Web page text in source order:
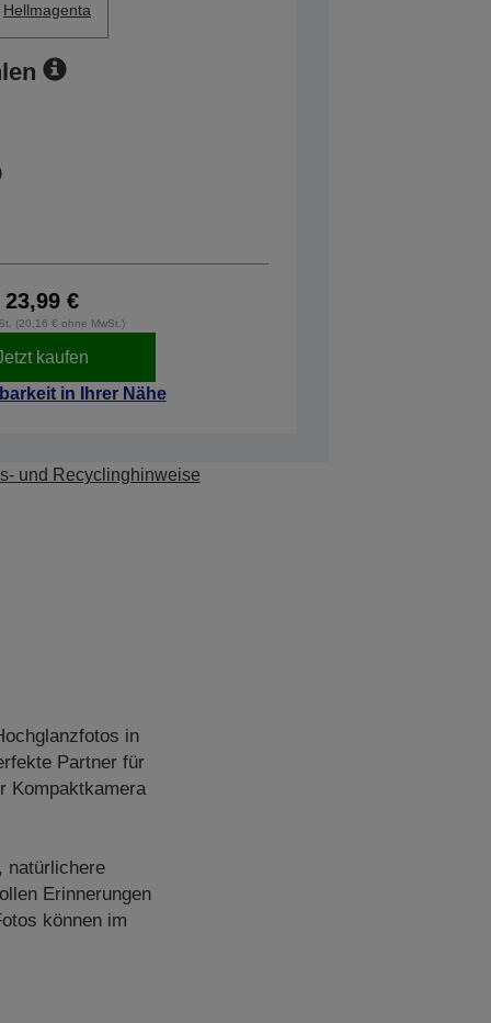
Hellmagenta
23,99 €
(20,16 € ohne MwSt.)
kaufen
in Ihrer Nähe
und Recyclinghinweise
in
Partner für
Kompaktkamera
natürlichere
Erinnerungen
können im